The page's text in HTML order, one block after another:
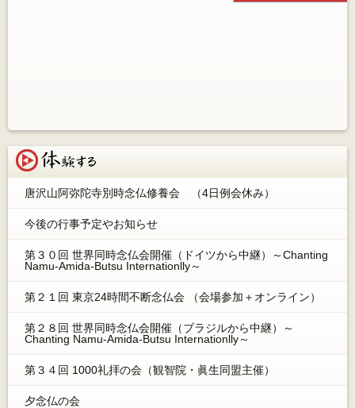
唐沢山阿弥陀寺別時念仏修養会 （4日例会休み）
今後の行事予定やお知らせ
第３０回 世界同時念仏会開催（ドイツから中継）～Chanting
Namu-Amida-Butsu Internationlly～
第２１回 東京24時間不断念仏会 （会場参加＋オンライン）
第２８回 世界同時念仏会開催（ブラジルから中継）～
Chanting Namu-Amida-Butsu Internationlly～
第３４回 1000礼拝の会（観智院・眞生同盟主催）
夕念仏の会